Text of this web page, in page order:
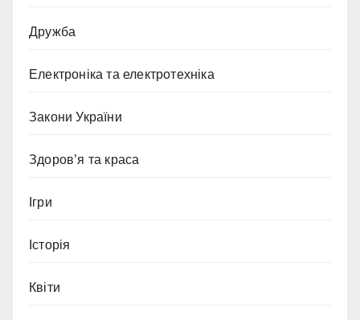
Дружба
Електроніка та електротехніка
Закони України
Здоров’я та краса
Ігри
Історія
Квіти